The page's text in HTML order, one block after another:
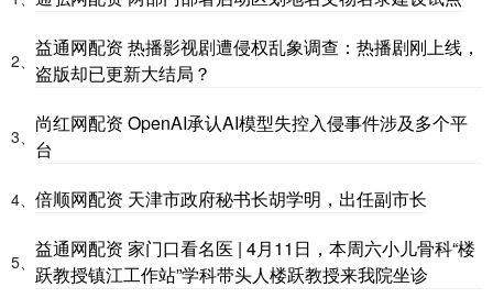
2、
益通网配资 热播影视剧遭侵权乱象调查：热播剧刚上线，
盗版却已更新大结局？
3、
尚红网配资 OpenAI承认AI模型失控入侵事件涉及多个平
台
4、 倍顺网配资 天津市政府秘书长胡学明，出任副市长
5、
益通网配资 家门口看名医 | 4月11日，本周六小儿骨科“楼
跃教授镇江工作站”学科带头人楼跃教授来我院坐诊